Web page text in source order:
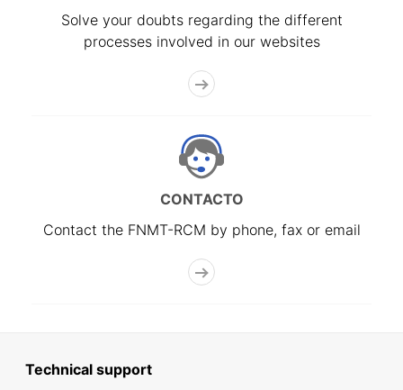
Solve your doubts regarding the different
processes involved in our websites
CONTACTO
Contact the FNMT-RCM by phone, fax or email
Technical support